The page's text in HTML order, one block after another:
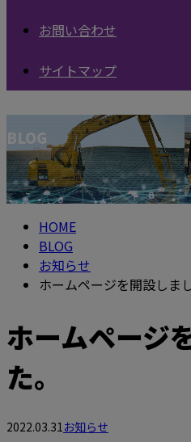
お問い合わせ
サイトマップ
BLOG
HOME
BLOG
お知らせ
ホームページを開設しま
ホームページ
た。
2022.03.31お知らせ